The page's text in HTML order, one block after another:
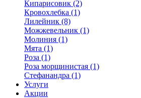
Кипарисовик (2)
Кровохлебка (1)
Лилейник (8)
Можжевельник (1)
Молиния (1)
Мята (1)
Роза (1)
Роза морщинистая (1)
Стефанандра (1)
Услуги
Акции